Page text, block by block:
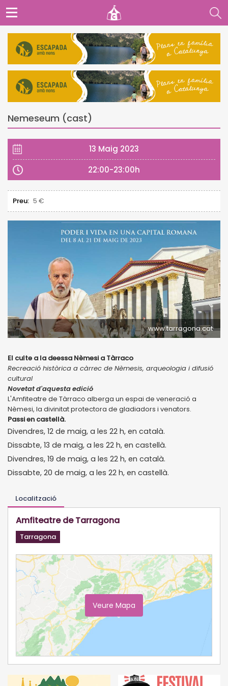
Nemeseum (cast)
13 Maig 2023
22:00-23:00h
Preu: 5 €
www.tarragona.cat
El culte a la deessa Nèmesi a Tàrraco
Recreació històrica a càrrec de Nèmesis, arqueologia i difusió
cultural
Novetat d'aquesta edició
L'Amfiteatre de Tàrraco alberga un espai de veneració a
Nèmesi, la divinitat protectora de gladiadors i venators.
Passi en castellà.
Divendres, 12 de maig, a les 22 h, en català.
Dissabte, 13 de maig, a les 22 h, en castellà.
Divendres, 19 de maig, a les 22 h, en català.
Dissabte, 20 de maig, a les 22 h, en castellà.
Localització
Amfiteatre de Tarragona
Tarragona
Veure Mapa